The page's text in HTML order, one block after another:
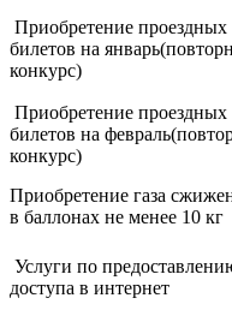
Приобретение проездных
билетов на
конкурс)
Приобретение проездных
билетов на
конкурс)
Приобретение газа
в баллонах не менее 10 кг
Услуги по
доступа в интернет